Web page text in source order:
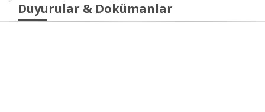
Duyurular & Dokümanlar